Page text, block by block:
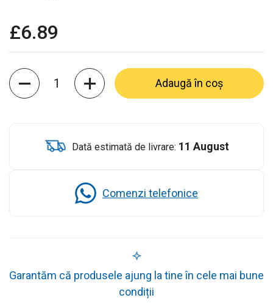
£6.89
Cantitate
Adaugă în coș
Dată estimată de livrare: 11 August
Comenzi telefonice
Garantăm că produsele ajung la tine în cele mai bune
condiții